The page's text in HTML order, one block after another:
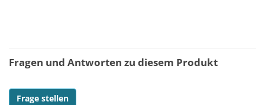
Fragen und Antworten zu diesem Produkt
Frage stellen